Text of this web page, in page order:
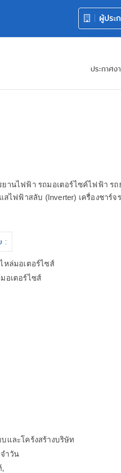
ผู้ประ
ประกาศ
านไฟฟ้า รถมอเตอร์ไซค์ไฟฟ้า ร
ฟฟ้าสลับ (Inverter) เครื่องชาร์จ
:
หล่มอเตอร์ไซส์
อเตอร์ไซส์
และโคร้งสร้างบริษัท
ำวัน